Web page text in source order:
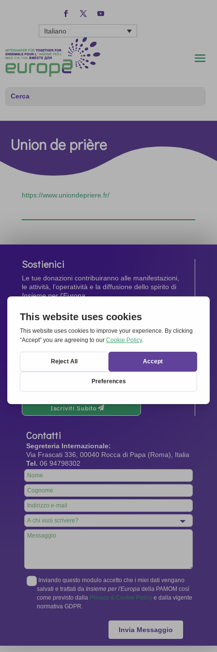
Italiano
Union de prière
https://www.uniondepriere.fr/
Sostienici
Le tue donazioni contribuiranno alle manifestazioni,
le attività, l’operatività e la diffusione dello spirito di
Insieme per l’Europa.
Dona Ora
Newsletter
Rimani aggiornato di tutte le ultime notizie dalla
Iscriviti Subito
Contatti
Segreteria Internazionale:
Via Frascati 336, 00040 Rocca di Papa (Roma), Italia
Tel. 06 94798302
Leave
this
field
blank
Inviando questo modulo accetto che i miei dati vengano
salvati e trattati da Insieme per l'Europa della PAMOM così
come previsto dalla Privacy & Cookie Policy e dalla vigente
normativa GDPR.
Invia Messaggio